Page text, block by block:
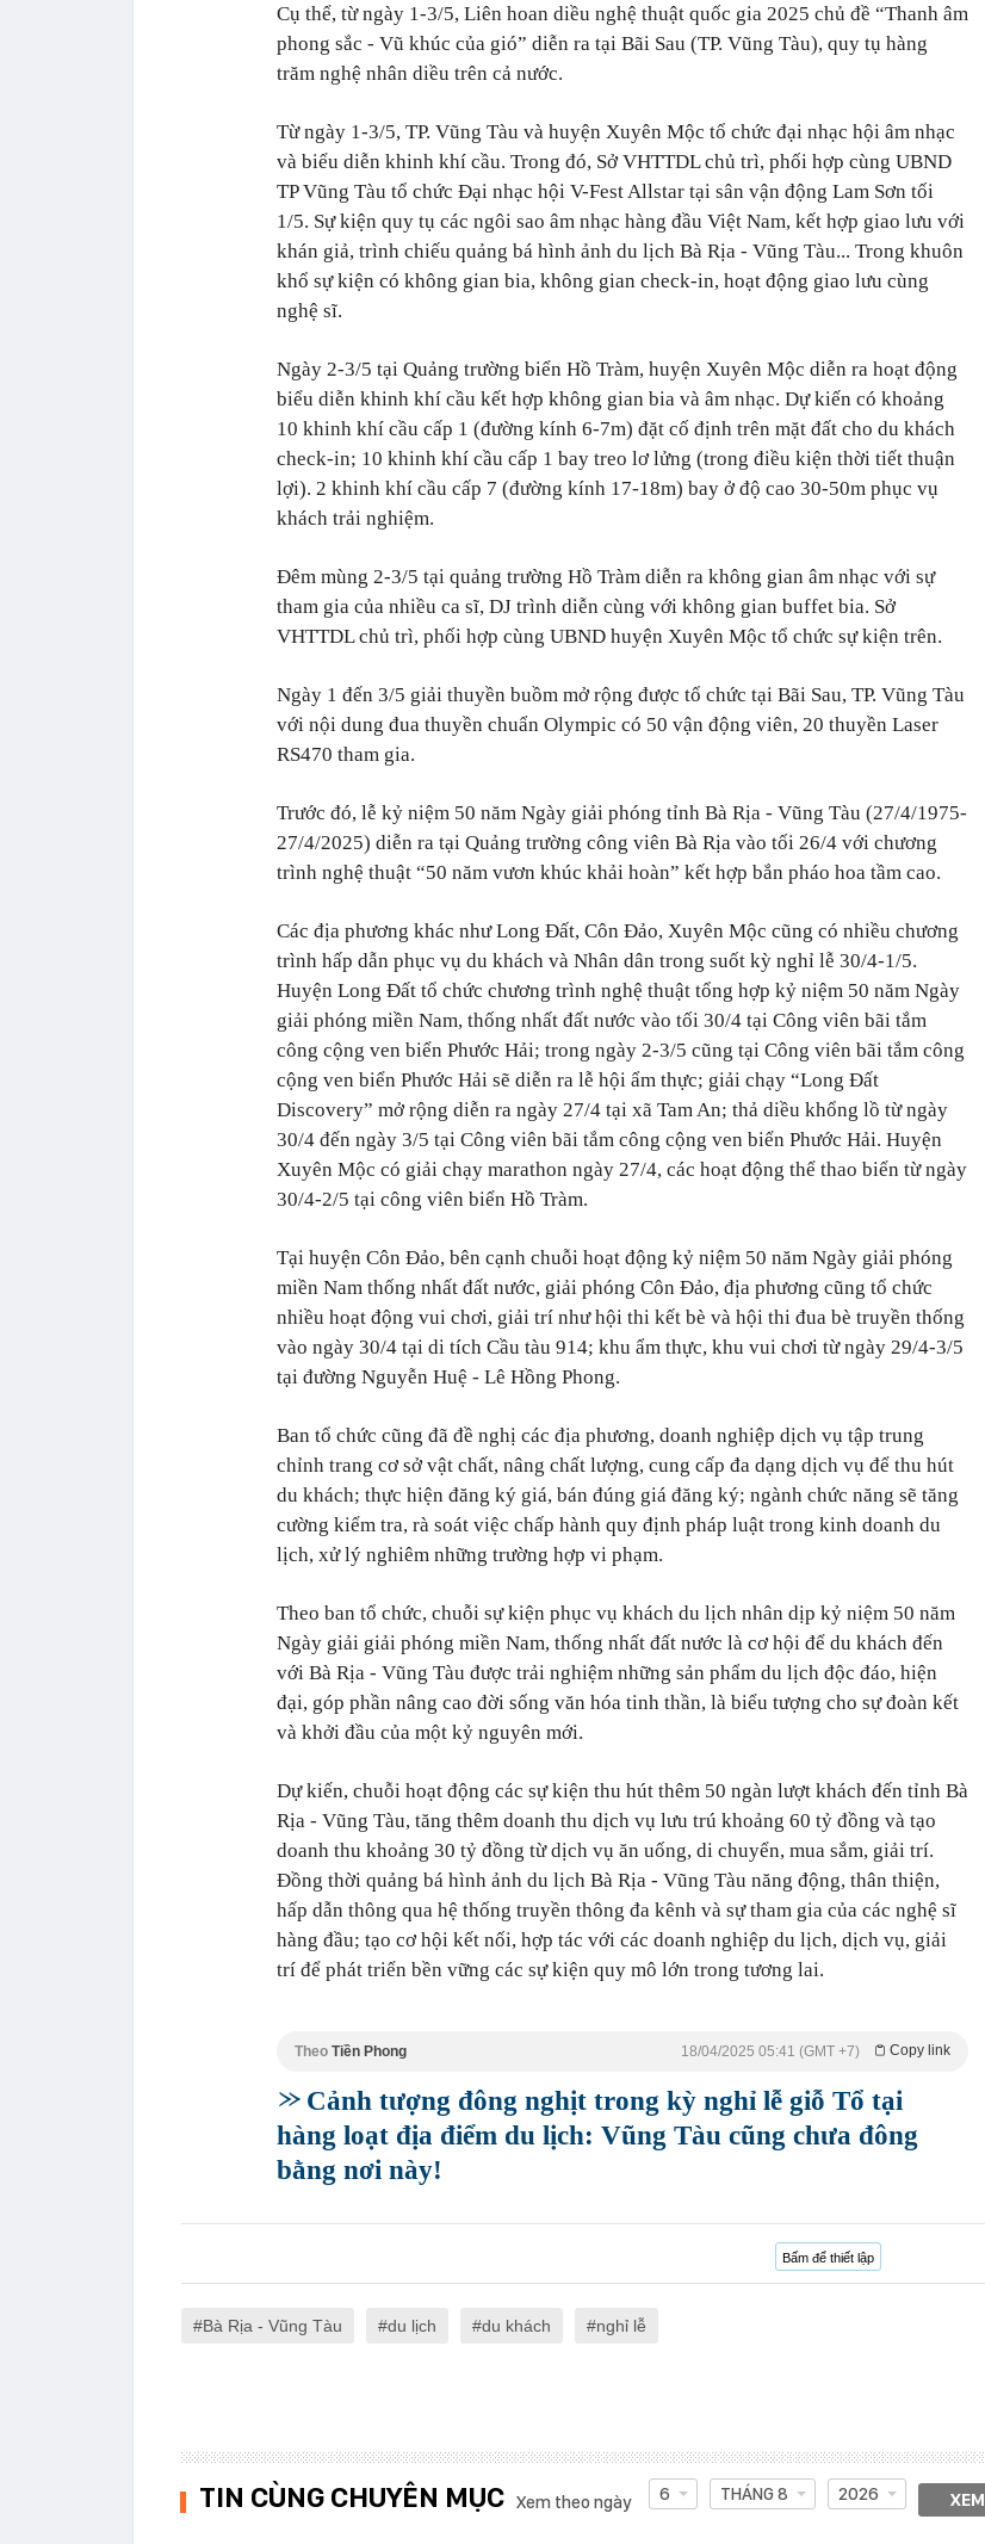
Cụ thể, từ ngày 1-3/5, Liên hoan diều nghệ thuật quốc gia 2025 chủ đề “Thanh âm
phong sắc - Vũ khúc của gió” diễn ra tại Bãi Sau (TP. Vũng Tàu), quy tụ hàng
trăm nghệ nhân diều trên cả nước.
Từ ngày 1-3/5, TP. Vũng Tàu và huyện Xuyên Mộc tổ chức đại nhạc hội âm nhạc
và biểu diễn khinh khí cầu. Trong đó, Sở VHTTDL chủ trì, phối hợp cùng UBND
TP Vũng Tàu tổ chức Đại nhạc hội V-Fest Allstar tại sân vận động Lam Sơn tối
1/5. Sự kiện quy tụ các ngôi sao âm nhạc hàng đầu Việt Nam, kết hợp giao lưu với
khán giả, trình chiếu quảng bá hình ảnh du lịch Bà Rịa - Vũng Tàu... Trong khuôn
khổ sự kiện có không gian bia, không gian check-in, hoạt động giao lưu cùng
nghệ sĩ.
Ngày 2-3/5 tại Quảng trường biển Hồ Tràm, huyện Xuyên Mộc diễn ra hoạt động
biểu diễn khinh khí cầu kết hợp không gian bia và âm nhạc. Dự kiến có khoảng
10 khinh khí cầu cấp 1 (đường kính 6-7m) đặt cố định trên mặt đất cho du khách
check-in; 10 khinh khí cầu cấp 1 bay treo lơ lửng (trong điều kiện thời tiết thuận
lợi). 2 khinh khí cầu cấp 7 (đường kính 17-18m) bay ở độ cao 30-50m phục vụ
khách trải nghiệm.
Đêm mùng 2-3/5 tại quảng trường Hồ Tràm diễn ra không gian âm nhạc với sự
tham gia của nhiều ca sĩ, DJ trình diễn cùng với không gian buffet bia. Sở
VHTTDL chủ trì, phối hợp cùng UBND huyện Xuyên Mộc tổ chức sự kiện trên.
Ngày 1 đến 3/5 giải thuyền buồm mở rộng được tổ chức tại Bãi Sau, TP. Vũng Tàu
với nội dung đua thuyền chuẩn Olympic có 50 vận động viên, 20 thuyền Laser
RS470 tham gia.
Trước đó, lễ kỷ niệm 50 năm Ngày giải phóng tỉnh Bà Rịa - Vũng Tàu (27/4/1975-
27/4/2025) diễn ra tại Quảng trường công viên Bà Rịa vào tối 26/4 với chương
trình nghệ thuật “50 năm vươn khúc khải hoàn” kết hợp bắn pháo hoa tầm cao.
Các địa phương khác như Long Đất, Côn Đảo, Xuyên Mộc cũng có nhiều chương
trình hấp dẫn phục vụ du khách và Nhân dân trong suốt kỳ nghỉ lễ 30/4-1/5.
Huyện Long Đất tổ chức chương trình nghệ thuật tổng hợp kỷ niệm 50 năm Ngày
giải phóng miền Nam, thống nhất đất nước vào tối 30/4 tại Công viên bãi tắm
công cộng ven biển Phước Hải; trong ngày 2-3/5 cũng tại Công viên bãi tắm công
cộng ven biển Phước Hải sẽ diễn ra lễ hội ẩm thực; giải chạy “Long Đất
Discovery” mở rộng diễn ra ngày 27/4 tại xã Tam An; thả diều khổng lồ từ ngày
30/4 đến ngày 3/5 tại Công viên bãi tắm công cộng ven biển Phước Hải. Huyện
Xuyên Mộc có giải chạy marathon ngày 27/4, các hoạt động thể thao biển từ ngày
30/4-2/5 tại công viên biển Hồ Tràm.
Tại huyện Côn Đảo, bên cạnh chuỗi hoạt động kỷ niệm 50 năm Ngày giải phóng
miền Nam thống nhất đất nước, giải phóng Côn Đảo, địa phương cũng tổ chức
nhiều hoạt động vui chơi, giải trí như hội thi kết bè và hội thi đua bè truyền thống
vào ngày 30/4 tại di tích Cầu tàu 914; khu ẩm thực, khu vui chơi từ ngày 29/4-3/5
tại đường Nguyễn Huệ - Lê Hồng Phong.
Ban tổ chức cũng đã đề nghị các địa phương, doanh nghiệp dịch vụ tập trung
chỉnh trang cơ sở vật chất, nâng chất lượng, cung cấp đa dạng dịch vụ để thu hút
du khách; thực hiện đăng ký giá, bán đúng giá đăng ký; ngành chức năng sẽ tăng
cường kiểm tra, rà soát việc chấp hành quy định pháp luật trong kinh doanh du
lịch, xử lý nghiêm những trường hợp vi phạm.
Theo ban tổ chức, chuỗi sự kiện phục vụ khách du lịch nhân dịp kỷ niệm 50 năm
Ngày giải giải phóng miền Nam, thống nhất đất nước là cơ hội để du khách đến
với Bà Rịa - Vũng Tàu được trải nghiệm những sản phẩm du lịch độc đáo, hiện
đại, góp phần nâng cao đời sống văn hóa tinh thần, là biểu tượng cho sự đoàn kết
và khởi đầu của một kỷ nguyên mới.
Dự kiến, chuỗi hoạt động các sự kiện thu hút thêm 50 ngàn lượt khách đến tỉnh Bà
Rịa - Vũng Tàu, tăng thêm doanh thu dịch vụ lưu trú khoảng 60 tỷ đồng và tạo
doanh thu khoảng 30 tỷ đồng từ dịch vụ ăn uống, di chuyển, mua sắm, giải trí.
Đồng thời quảng bá hình ảnh du lịch Bà Rịa - Vũng Tàu năng động, thân thiện,
hấp dẫn thông qua hệ thống truyền thông đa kênh và sự tham gia của các nghệ sĩ
hàng đầu; tạo cơ hội kết nối, hợp tác với các doanh nghiệp du lịch, dịch vụ, giải
trí để phát triển bền vững các sự kiện quy mô lớn trong tương lai.
Theo Tiền Phong Copy link
18/04/2025 05:41 (GMT +7)
Cảnh tượng đông nghịt trong kỳ nghỉ lễ giỗ Tổ tại
hàng loạt địa điểm du lịch: Vũng Tàu cũng chưa đông
bằng nơi này!
Bấm để thiết lập
Bà Rịa - Vũng Tàu du lịch du khách nghỉ lễ
TIN CÙNG CHUYÊN MỤC Xem theo ngày 6 THÁNG 8 2026 XEM